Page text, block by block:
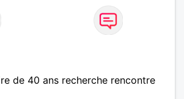
de 40 ans recherche rencontre